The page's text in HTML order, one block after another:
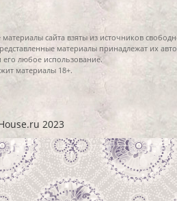
сайта взяты из источников
материалы принадлежат их
его любое использование.
материалы 18+.
2023